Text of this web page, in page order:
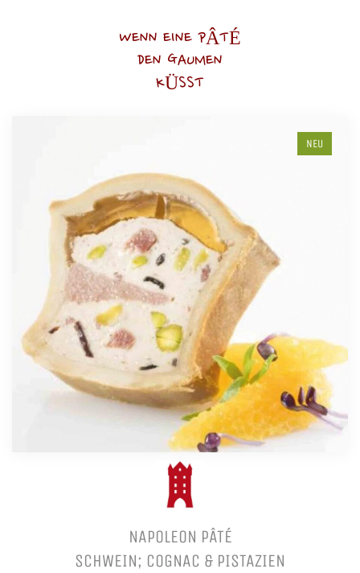
WENN EINE PÂTÉ
DEN GAUMEN
KÜSST
NEU
NAPOLEON PÂTÉ
SCHWEIN; COGNAC & PISTAZIEN